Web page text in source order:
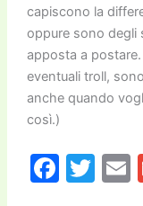
capiscono la
oppure sono degli
apposta a
eventuali troll,
anche quando
così.)
F T